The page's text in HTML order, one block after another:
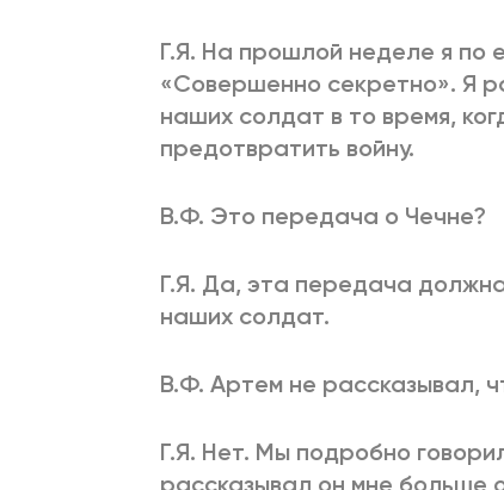
Г.Я. На прошлой неделе я по
«Совершенно секретно». Я
наших солдат в то время,
предотвратить войну.
В.Ф. Это передача о Чечне?
Г.Я. Да, эта передача
наших солдат.
В.Ф. Артем не рассказывал,
Г.Я. Нет. Мы подробно
рассказывал он мне больше